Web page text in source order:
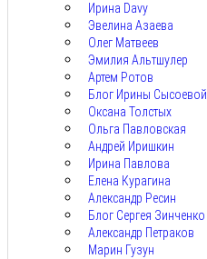
Ирина Davy
Эвелина Азаева
Олег Матвеев
Эмилия Альтшулер
Артем Ротов
Блог Ирины Сысоевой
Оксана Толстых
Ольга Павловская
Андрей Иришкин
Ирина Павлова
Елена Курагина
Александр Ресин
Блог Сергея Зинченко
Александр Петраков
Марин Гузун